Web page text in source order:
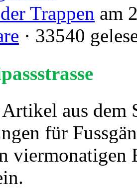
Trappen am
· 33540
aus dem
für